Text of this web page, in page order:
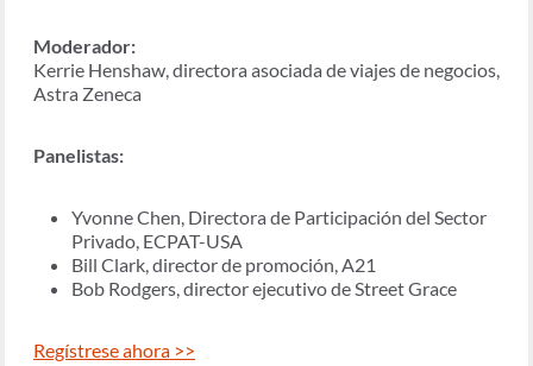
Moderador:
Kerrie Henshaw, directora asociada de viajes de negocios,
Astra Zeneca
Panelistas:
Yvonne Chen, Directora de Participación del Sector
Privado, ECPAT-USA
Bill Clark, director de promoción, A21
Bob Rodgers, director ejecutivo de Street Grace
Regístrese ahora >>